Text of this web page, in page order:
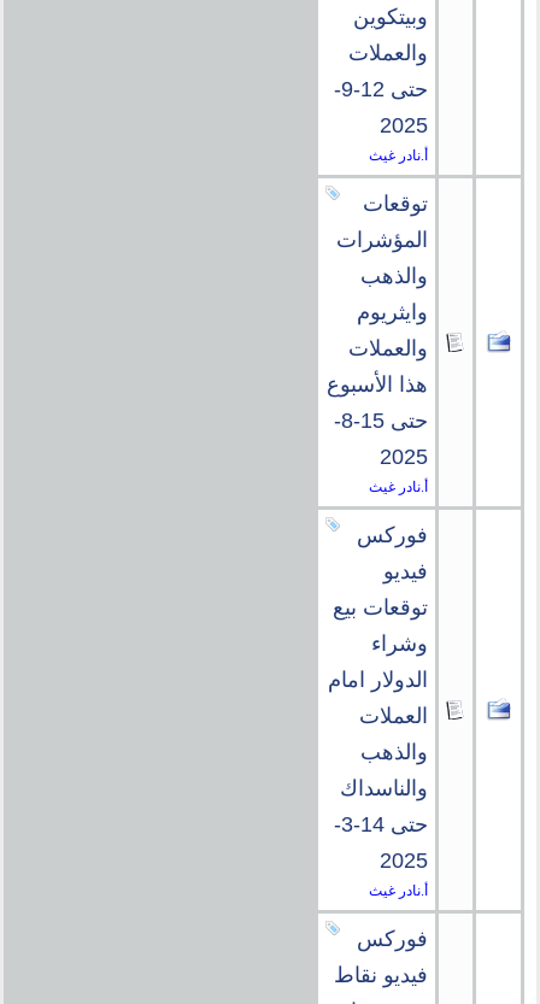
وبيتكوين
والعملات
حتى 12-9-
2025
أ.نادر غيث
توقعات
المؤشرات
والذهب
وايثريوم
والعملات
هذا الأسبوع
حتى 15-8-
2025
أ.نادر غيث
فوركس
فيديو
توقعات بيع
وشراء
الدولار امام
العملات
والذهب
والناسداك
حتى 14-3-
2025
أ.نادر غيث
فوركس
فيديو نقاط